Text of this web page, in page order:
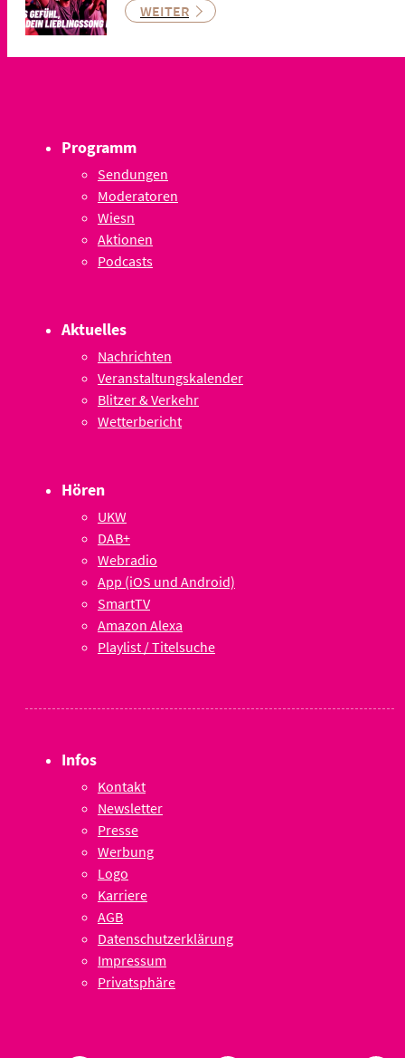
WEITER
Programm
Sendungen
Moderatoren
Wiesn
Aktionen
Podcasts
Aktuelles
Nachrichten
Veranstaltungskalender
Blitzer & Verkehr
Wetterbericht
Hören
UKW
DAB+
Webradio
App (iOS und Android)
SmartTV
Amazon Alexa
Playlist / Titelsuche
Infos
Kontakt
Newsletter
Presse
Werbung
Logo
Karriere
AGB
Datenschutzerklärung
Impressum
Privatsphäre